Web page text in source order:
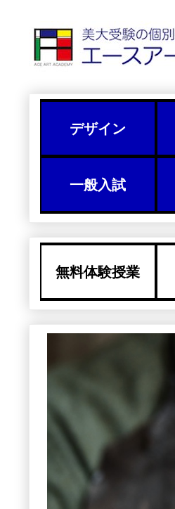
デザイン
一般入試
無料体験授業
合格実